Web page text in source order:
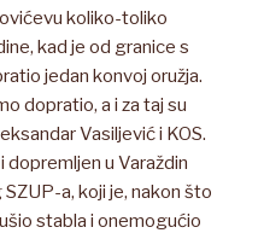
koliko-toliko
kad je od granice s
jedan konvoj oružja.
dopratio, a i za taj su
Vasiljević i KOS.
u Varaždin
a, koji je, nakon što
stabla i onemogućio